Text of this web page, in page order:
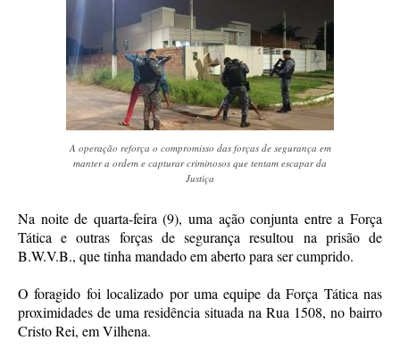
A operação reforça o compromisso das forças de segurança em
manter a ordem e capturar criminosos que tentam escapar da
Justiça
Na noite de quarta-feira (9), uma ação conjunta entre a Força
Tática e outras forças de segurança resultou na prisão de
B.W.V.B., que tinha mandado em aberto para ser cumprido.
O foragido foi localizado por uma equipe da Força Tática nas
proximidades de uma residência situada na Rua 1508, no bairro
Cristo Rei, em Vilhena.